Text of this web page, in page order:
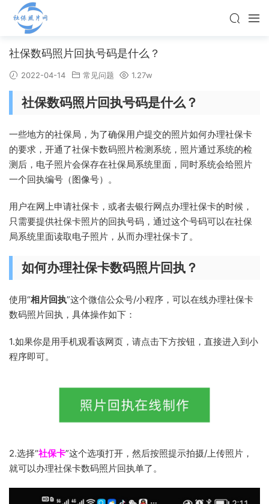
社保数码照片回执号码是什么？
2022-04-14 常见问题 1.27w
社保数码照片回执号码是什么？
一些地方的社保局，为了确保用户提交的照片如何办理社保卡
的要求，开通了社保卡数码照片检测系统，照片通过系统的检
测后，电子照片会保存在社保局系统里面，同时系统会给照片
一个回执编号（图像号）。
用户在网上申请社保卡，或者去银行网点办理社保卡的时候，
只需要提供社保卡照片的回执号码，通过这个号码可以在社保
局系统里面读取电子照片，从而办理社保卡了。
如何办理社保卡数码照片回执？
使用“相片回执”这个微信公众号/小程序，可以在线办理社保卡
数码照片回执，具体操作如下：
1.如果你是用手机观看该网页，请点击下方按钮，直接进入到小
程序即可。
2.选择“社保卡”这个选项打开，然后按照提示拍摄/上传照片，
就可以办理社保卡数码照片回执单了。